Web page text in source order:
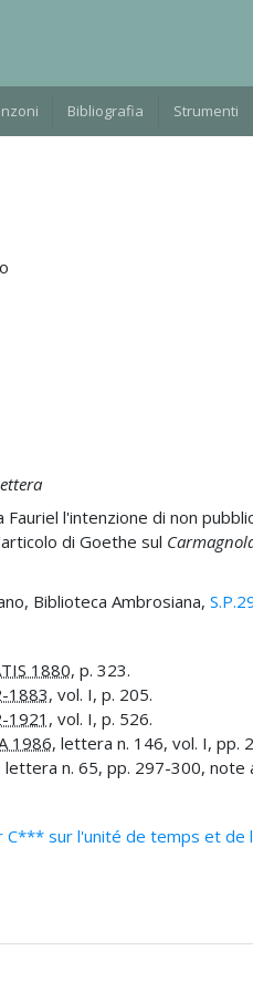
Bibliografia Strumenti
Fauriel l'intenzione di non
di Goethe sul
Biblioteca Ambrosiana,
1880, p. 323.
1883, vol. I, p. 205.
1921 , vol. I, p. 526.
1986, lettera n. 146, vol. I, pp.
lettera n. 65, pp. 297-300, note
C*** sur l'unité de temps et de